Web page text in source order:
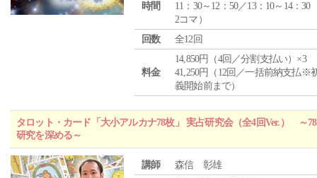
時間
11：30～12：50／13：10～14：30
2コマ）
回数
全12回
料金
14,850円（4回／分割支払い）×3
41,250円（12回／一括前納支払※
義開始前まで）
タロット・カード「大小アルカナ78枚」 実占研究会（全4回Ver.） ～
研究を深める～
講師 森信 彰雄